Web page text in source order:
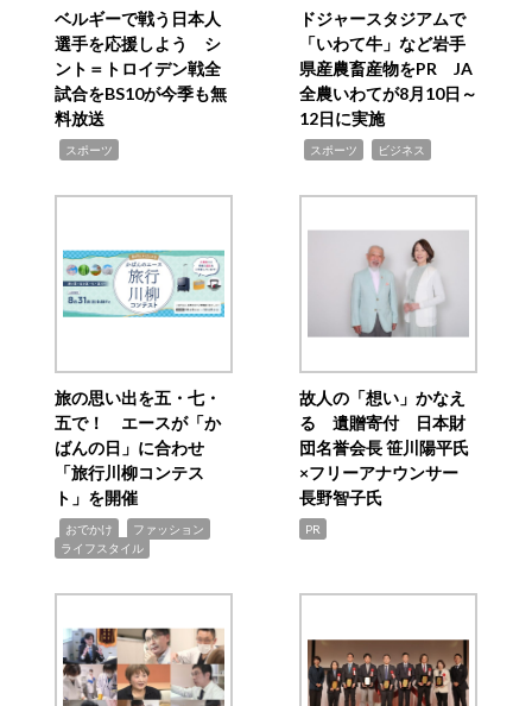
ベルギーで戦う日本人
選手を応援しよう シ
ント＝トロイデン戦全
試合をBS10が今季も無
料放送
スポーツ
ドジャースタジアムで
「いわて牛」など岩手
県産農畜産物をPR JA
全農いわてが8月10日～
12日に実施
スポーツ ビジネス
旅の思い出を五・七・
五で！ エースが「か
ばんの日」に合わせ
「旅行川柳コンテス
ト」を開催
おでかけ ファッション
ライフスタイル
故人の「想い」かなえ
る 遺贈寄付 日本財
団名誉会長 笹川陽平氏
×フリーアナウンサー
長野智子氏
PR